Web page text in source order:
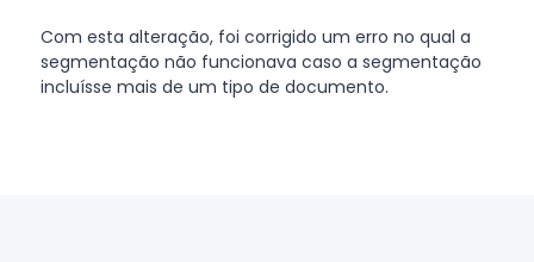
Com esta alteração, foi corrigido um erro no qual a
segmentação não funcionava caso a segmentação
incluísse mais de um tipo de documento.